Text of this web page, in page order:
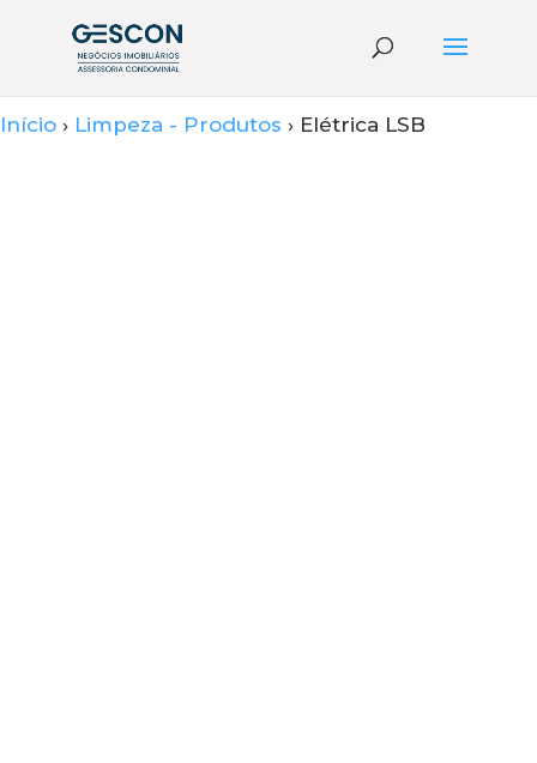
Início › Limpeza - Produtos › Elétrica LSB